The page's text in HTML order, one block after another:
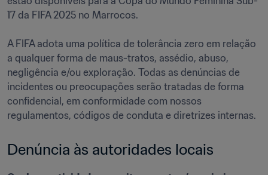
17 da FIFA 2025 no Marrocos.
A FIFA adota uma política de tolerância zero em relação
a qualquer forma de maus-tratos, assédio, abuso,
negligência e/ou exploração. Todas as denúncias de
incidentes ou preocupações serão tratadas de forma
confidencial, em conformidade com nossos
regulamentos, códigos de conduta e diretrizes internas.
Denúncia às autoridades locais